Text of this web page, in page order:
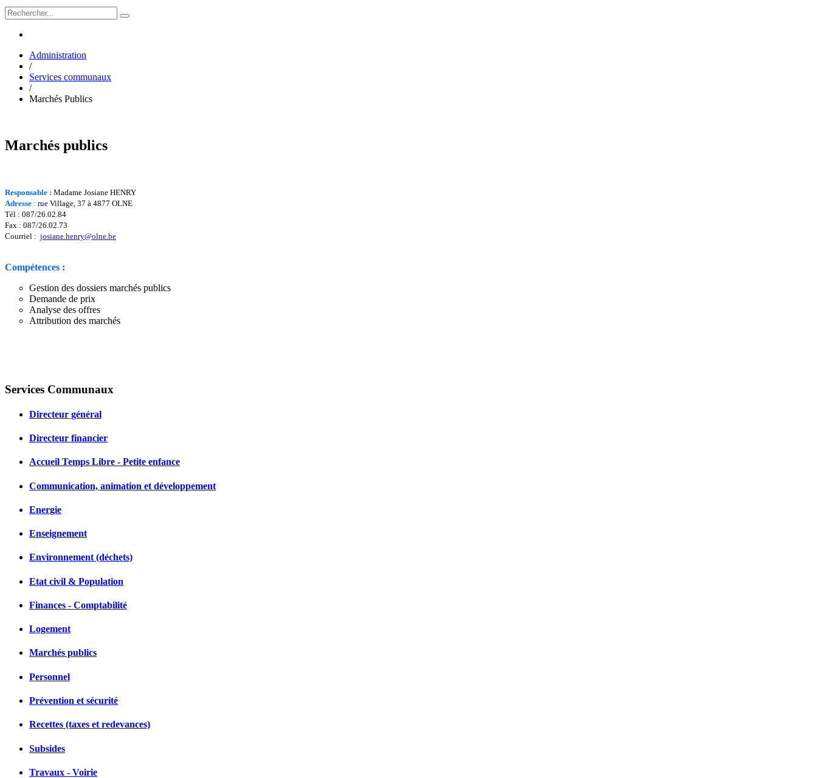
Administration
/
Services communaux
/
Marchés Publics
Marchés publics
Responsable : Madame Josiane HENRY
Adresse : rue Village, 37 à 4877 OLNE
Tél : 087/26.02.84
Fax : 087/26.02.73
Courriel : josiane.henry@olne.be
Compétences :
Gestion des dossiers marchés publics
Demande de prix
Analyse des offres
Attribution des marchés
Services Communaux
Directeur général
Directeur financier
Accueil Temps Libre - Petite enfance
Communication, animation et développement
Energie
Enseignement
Environnement (déchets)
Etat civil & Population
Finances - Comptabilité
Logement
Marchés publics
Personnel
Prévention et sécurité
Recettes (taxes et redevances)
Subsides
Travaux - Voirie